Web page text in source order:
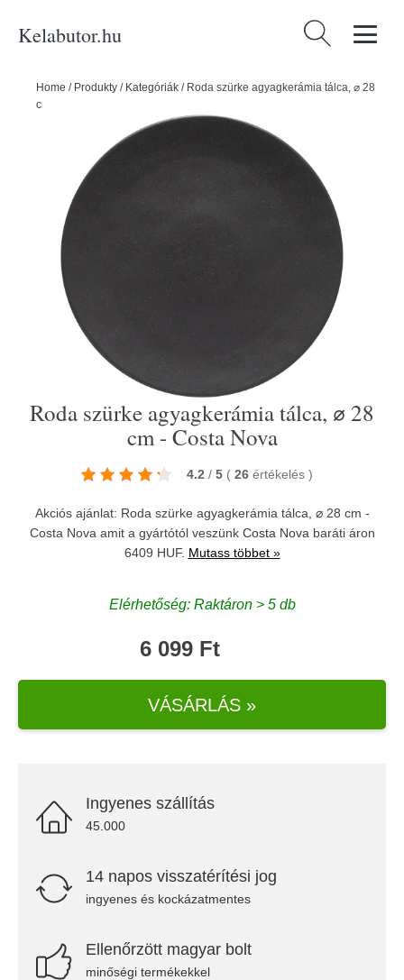
Kelabutor.hu Keresés:
Home / Produkty / Kategóriák / Roda szürke agyagkerámia tálca, ⌀ 28
cm - Costa Nova
Roda szürke agyagkerámia tálca, ⌀ 28
cm - Costa Nova
4.2 / 5 ( 26 értékelés )
Akciós ajánlat: Roda szürke agyagkerámia tálca, ⌀ 28 cm -
Costa Nova amit a gyártótól veszünk Costa Nova baráti áron
6409 HUF. Mutass többet »
Elérhetőség: Raktáron > 5 db
6 099 Ft
VÁSÁRLÁS »
Ingyenes szállítás
45.000
14 napos visszatérítési jog
ingyenes és kockázatmentes
Ellenőrzött magyar bolt
minőségi termékekkel